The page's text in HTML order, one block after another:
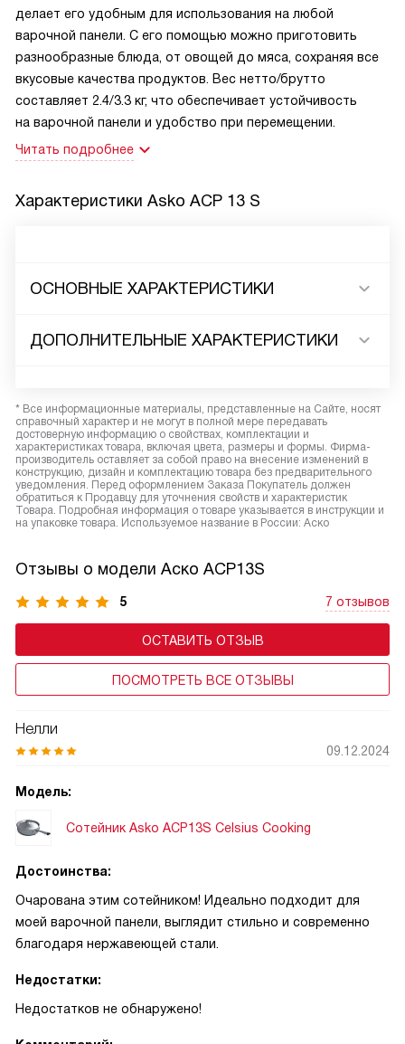
делает его удобным для использования на любой
варочной панели. С его помощью можно приготовить
разнообразные блюда, от овощей до мяса, сохраняя все
вкусовые качества продуктов. Вес нетто/брутто
составляет 2.4/3.3 кг, что обеспечивает устойчивость
на варочной панели и удобство при перемещении.
Читать подробнее
Характеристики Asko ACP 13 S
ОСНОВНЫЕ ХАРАКТЕРИСТИКИ
ДОПОЛНИТЕЛЬНЫЕ ХАРАКТЕРИСТИКИ
* Все информационные материалы, представленные на Сайте, носят
справочный характер и не могут в полной мере передавать
достоверную информацию о свойствах, комплектации и
характеристиках товара, включая цвета, размеры и формы. Фирма-
производитель оставляет за собой право на внесение изменений в
конструкцию, дизайн и комплектацию товара без предварительного
уведомления. Перед оформлением Заказа Покупатель должен
обратиться к Продавцу для уточнения свойств и характеристик
Товара. Подробная информация о товаре указывается в инструкции и
на упаковке товара. Используемое название в России: Аско
Отзывы о модели Аско ACP13S
5 7 отзывов
ОСТАВИТЬ ОТЗЫВ
ПОСМОТРЕТЬ ВСЕ ОТЗЫВЫ
Нелли
09.12.2024
Модель:
Сотейник Asko ACP13S Celsius Cooking
Достоинства:
Очарована этим сотейником! Идеально подходит для
моей варочной панели, выглядит стильно и современно
благодаря нержавеющей стали.
Недостатки:
Недостатков не обнаружено!